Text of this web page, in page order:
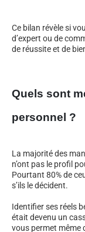
Ce bilan révèle si
d’expert ou de
de réussite et de
Quels sont
personnel ?
La majorité des
n’ont pas le profil
Pourtant 80% de
s’ils le décident.
Identifier ses réels
était devenu un
vous permet même